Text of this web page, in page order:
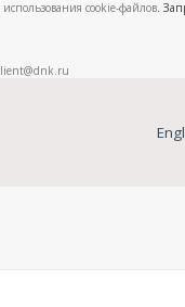
cookie-файлов.